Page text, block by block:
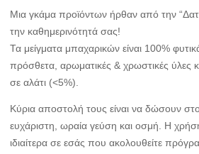
Μια γκάμα προϊόντων ήρθαν από την
την καθημερινότητά σας!
Τα μείγματα μπαχαρικών είναι 100%
πρόσθετα, αρωματικές & χρωστικές ύλες
σε αλάτι (<5%).
Κύρια αποστολή τους είναι να δώσουν στο
ευχάριστη, ωραία γεύση και οσμή. Η
ιδιαίτερα σε εσάς που ακολουθείτε